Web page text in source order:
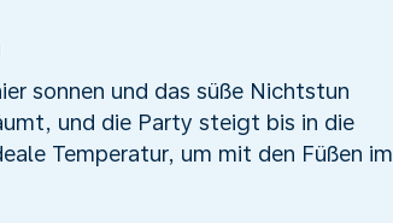
sonnen und das süße Nichtstun
und die Party steigt bis in die
Temperatur, um mit den Füßen im